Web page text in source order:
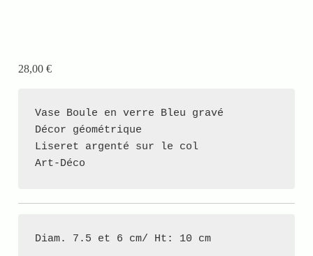
28,00€
Vase Boule en verre Bleu gravé
Décor géométrique
Liseret argenté sur le col
Art-Déco
Diam. 7.5 et 6 cm/ Ht: 10 cm